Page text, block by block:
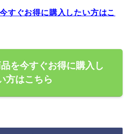
すぐお得に購入したい方はこ
を今すぐお得に購入し
方はこちら